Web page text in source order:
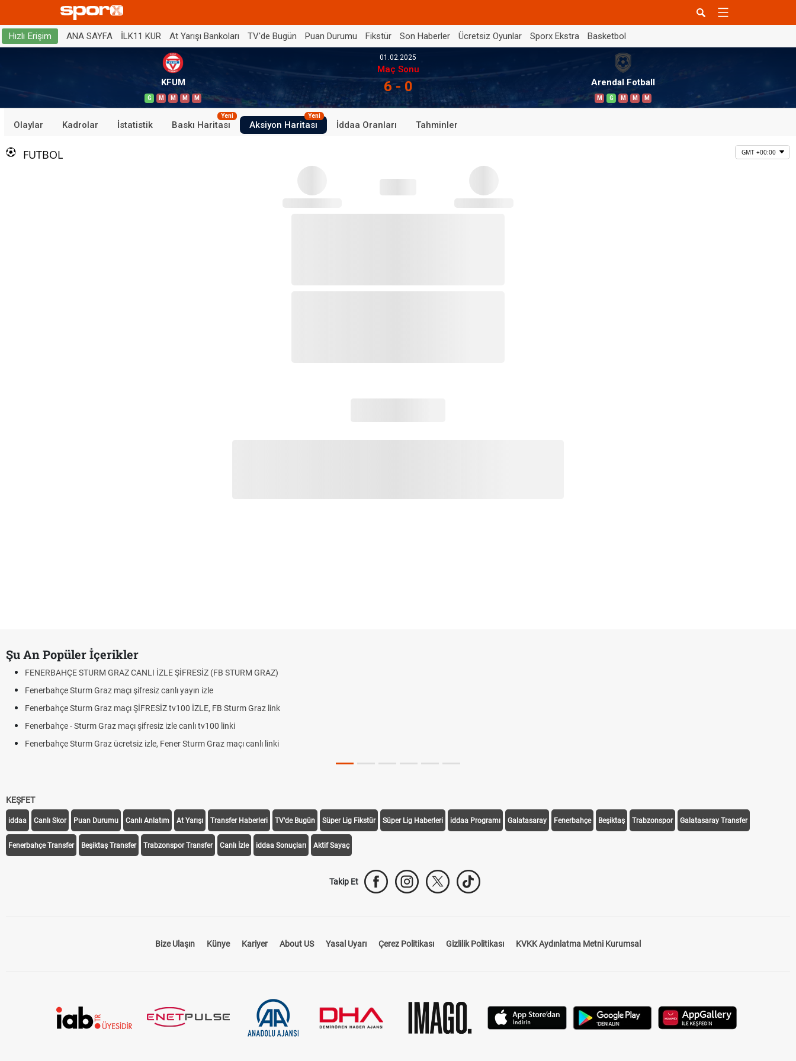
Hızlı Erişim ANA SAYFA İLK11 KUR At Yarışı Bankoları TV'de Bugün Puan Durumu Fikstür Son Haberler Ücretsiz Oyunlar Sporx Ekstra Basketbol
KFUM
G M M M M
01.02.2025
Maç Sonu
6 - 0 Arendal Fotball
M G M M M
Olaylar Kadrolar İstatistik Baskı Haritası
Yeni
Aksiyon Haritası
Yeni
İddaa Oranları Tahminler
FUTBOL GMT +00:00
Şu An Popüler İçerikler
FENERBAHÇE STURM GRAZ CANLI İZLE ŞİFRESİZ (FB STURM GRAZ)
Fenerbahçe Sturm Graz maçı şifresiz canlı yayın izle
Fenerbahçe Sturm Graz maçı ŞİFRESİZ tv100 İZLE, FB Sturm Graz link
Fenerbahçe - Sturm Graz maçı şifresiz izle canlı tv100 linki
Fenerbahçe Sturm Graz ücretsiz izle, Fener Sturm Graz maçı canlı linki
KEŞFET
iddaa Canlı Skor Puan Durumu Canlı Anlatım At Yarışı Transfer Haberleri TV'de Bugün Süper Lig Fikstür Süper Lig Haberleri iddaa Programı Galatasaray Fenerbahçe Beşiktaş Trabzonspor Galatasaray Transfer
Fenerbahçe Transfer Beşiktaş Transfer Trabzonspor Transfer Canlı İzle iddaa Sonuçları Aktif Sayaç
Takip Et
Bize Ulaşın Künye Kariyer About US Yasal Uyarı Çerez Politikası Gizlilik Politikası KVKK Aydınlatma Metni Kurumsal